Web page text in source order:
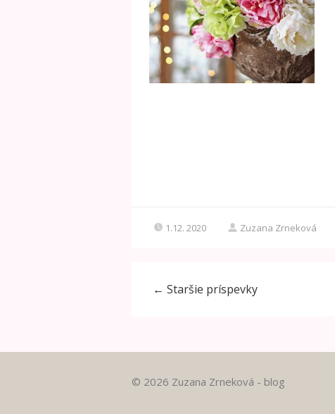
1.12. 2020 Zuzana Zrneková
← Staršie príspevky
© 2026 Zuzana Zrneková - blog